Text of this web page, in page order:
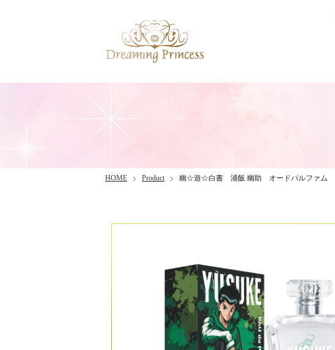
HOME Product 幽☆遊☆白書 浦飯 幽助 オードパルファム